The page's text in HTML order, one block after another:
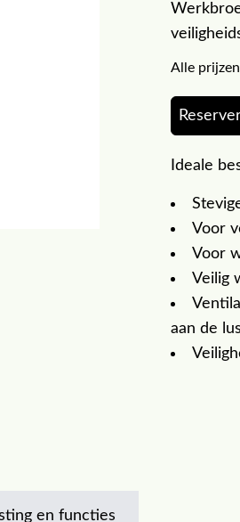
Alle
Ideale
Voor
Voor
Veilig
aan de
en functies